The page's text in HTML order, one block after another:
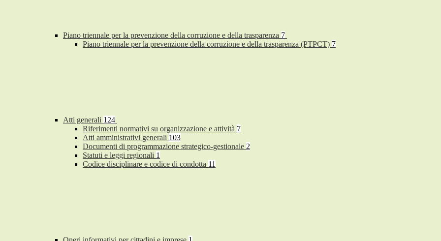
Piano triennale per la prevenzione della corruzione e della trasparenza 7
Piano triennale per la prevenzione della corruzione e della trasparenza (PTPCT) 7
Atti generali 124
Riferimenti normativi su organizzazione e attività 7
Atti amministrativi generali 103
Documenti di programmazione strategico-gestionale 2
Statuti e leggi regionali 1
Codice disciplinare e codice di condotta 11